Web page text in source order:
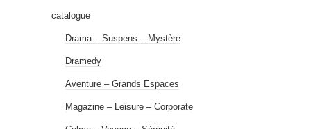
catalogue
Drama – Suspens – Mystère
Dramedy
Aventure – Grands Espaces
Magazine – Leisure – Corporate